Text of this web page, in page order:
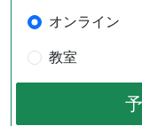
オンライン
教室